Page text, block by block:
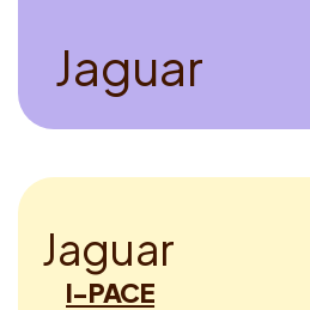
Jaguar
Jaguar
I-PACE